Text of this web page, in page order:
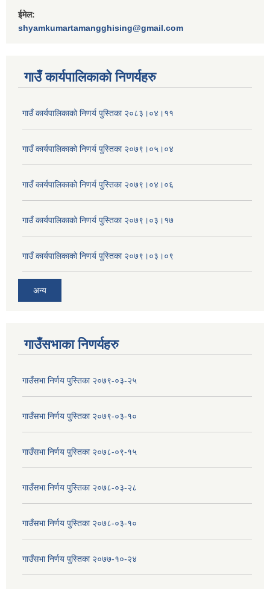
ईमेल:
shyamkumartamangghising@gmail.com
गाउँ कार्यपालिकाकाे निणर्यहरु
गाउँ कार्यपालिकाको निणर्य पुस्तिका २०८३।०४।११
गाउँ कार्यपालिकाको निणर्य पुस्तिका २०७९।०५।०४
गाउँ कार्यपालिकाको निणर्य पुस्तिका २०७९।०४।०६
गाउँ कार्यपालिकाको निणर्य पुस्तिका २०७९।०३।१७
गाउँ कार्यपालिकाको निणर्य पुस्तिका २०७९।०३।०९
अन्य
गाउँसभाका निणर्यहरु
गाउँसभा निर्णय पुस्तिका २०७९-०३-२५
गाउँसभा निर्णय पुस्तिका २०७९-०३-१०
गाउँसभा निर्णय पुस्तिका २०७८-०९-१५
गाउँसभा निर्णय पुस्तिका २०७८-०३-२८
गाउँसभा निर्णय पुस्तिका २०७८-०३-१०
गाउँसभा निर्णय पुस्तिका २०७७-१०-२४